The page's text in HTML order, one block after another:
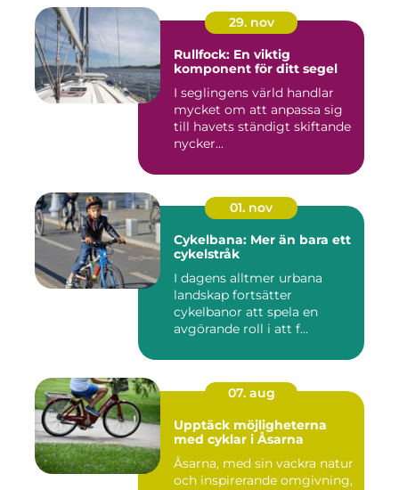
29. nov
Rullfock: En viktig
komponent för ditt segel
I seglingens värld handlar
mycket om att anpassa sig
till havets ständigt skiftande
nycker...
01. nov
Cykelbana: Mer än bara ett
cykelstråk
I dagens alltmer urbana
landskap fortsätter
cykelbanor att spela en
avgörande roll i att f...
07. aug
Upptäck möjligheterna
med cyklar i Åsarna
Åsarna, med sin vackra natur
och inspirerande omgivning,